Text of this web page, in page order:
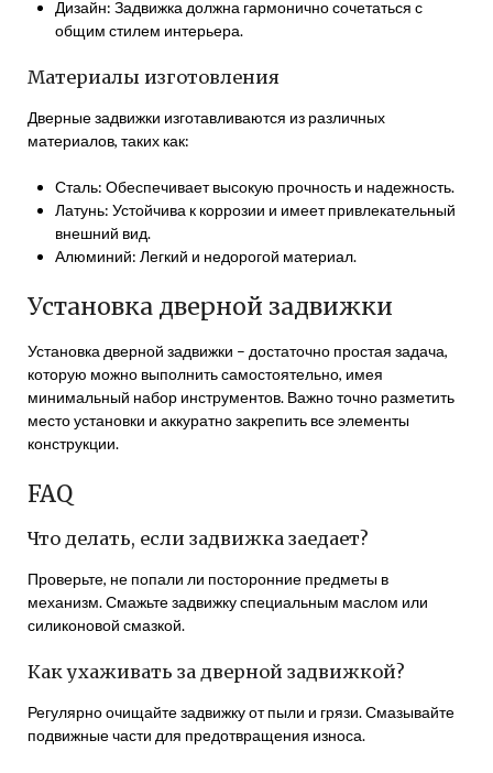
Дизайн: Задвижка должна гармонично сочетаться с
общим стилем интерьера.
Материалы изготовления
Дверные задвижки изготавливаются из различных
материалов, таких как:
Сталь: Обеспечивает высокую прочность и надежность.
Латунь: Устойчива к коррозии и имеет привлекательный
внешний вид.
Алюминий: Легкий и недорогой материал.
Установка дверной задвижки
Установка дверной задвижки – достаточно простая задача,
которую можно выполнить самостоятельно, имея
минимальный набор инструментов. Важно точно разметить
место установки и аккуратно закрепить все элементы
конструкции.
FAQ
Что делать, если задвижка заедает?
Проверьте, не попали ли посторонние предметы в
механизм. Смажьте задвижку специальным маслом или
силиконовой смазкой.
Как ухаживать за дверной задвижкой?
Регулярно очищайте задвижку от пыли и грязи. Смазывайте
подвижные части для предотвращения износа.